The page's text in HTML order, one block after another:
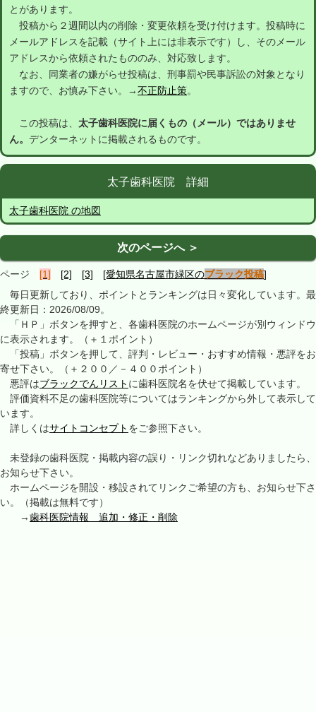
とがあります。
投稿から２週間以内の削除・変更依頼を受け付けます。投稿時に
メールアドレスを記載（サイト上には非表示です）し、そのメール
アドレスから依頼されたもののみ、対応致します。
なお、同業者の嫌がらせ投稿は、刑事罰や民事訴訟の対象となり
ますので、お慎み下さい。→不正防止策。
この投稿は、 太子歯科医院に届くもの（メール）ではありませ
ん。 デンターネットに掲載されるものです。
太子歯科医院 詳細
太子歯科医院 の地図
次のページへ ＞
ページ [1] [2] [3] [愛知県名古屋市緑区のブラック投稿]
毎日更新しており、ポイントとランキングは日々変化しています。最
終更新日：2026/08/09。
「ＨＰ」ボタンを押すと、各歯科医院のホームページが別ウィンドウ
に表示されます。（＋１ポイント）
「投稿」ボタンを押して、評判・レビュー・おすすめ情報・悪評をお
寄せ下さい。（＋２００／－４００ポイント）
悪評はブラックでんリスト に歯科医院名を伏せて掲載しています。
評価資料不足の歯科医院等についてはランキングから外して表示して
います。
詳しくはサイトコンセプト をご参照下さい。
未登録の歯科医院・掲載内容の誤り・リンク切れなどありましたら、
お知らせ下さい。
ホームページを開設・移設されてリンクご希望の方も、お知らせ下さ
い。（掲載は無料です）
→歯科医院情報 追加・修正・削除